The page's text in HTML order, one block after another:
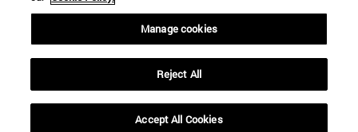
Hasta
Manage cookies
Reject All
Accept All Cookies